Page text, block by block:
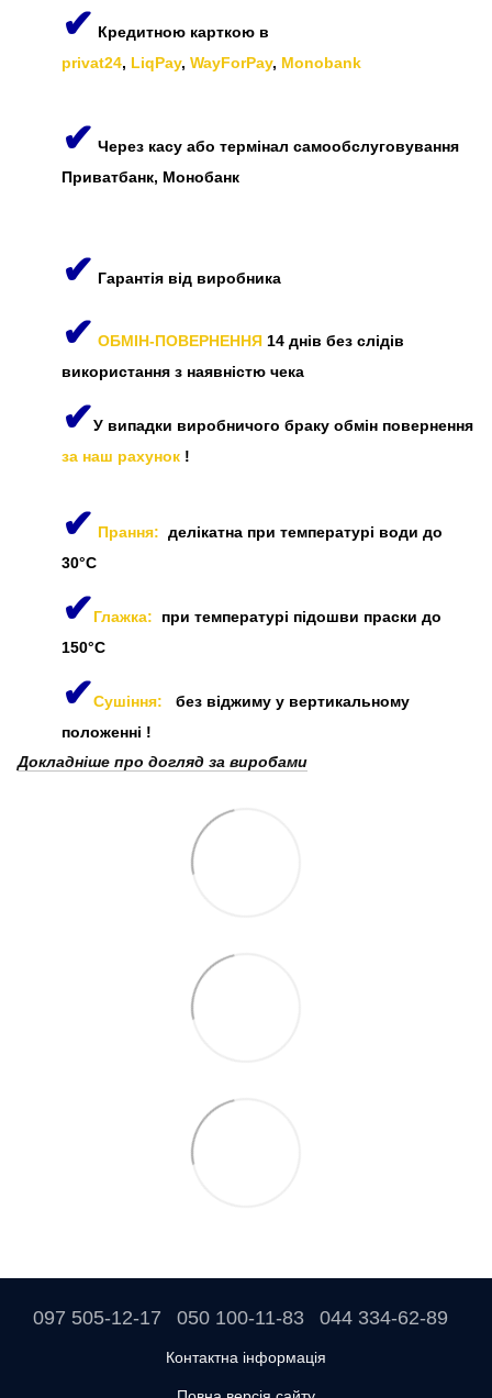
✔ Кредитною карткою в
privat24, LiqPay, WayForPay, Monobank
✔ Через касу або термінал самообслуговування
Приватбанк, Монобанк
✔ Гарантія від виробника
✔ ОБМІН-ПОВЕРНЕННЯ 14 днів без слідів
використання з наявністю чека
✔У випадки виробничого браку обмін повернення
за наш рахунок !
✔ Прання: делікатна при температурі води до
30°C
✔Глажка: при температурі підошви праски до
150°C
✔Сушіння:
без віджиму у вертикальному
положенні !
Докладніше про догляд за виробами
097 505-12-17 050 100-11-83 044 334-62-89
Контактна інформація